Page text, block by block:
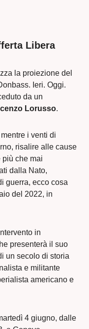
Libera
la proiezione del
Ieri. Oggi.
da un
Lorusso.
i venti di
risalire alle cause
più che mai
dalla Nato,
guerra, ecco cosa
del 2022, in
in
presenterà il suo
un secolo di storia
e militante
americano e
4 giugno, dalle